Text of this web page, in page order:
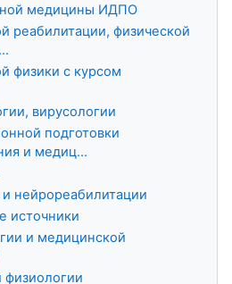
медицины ИДПО
реабилитации, физической
физики с курсом
вирусологии
подготовки
и медиц...
нейрореабилитации
источники
и медицинской